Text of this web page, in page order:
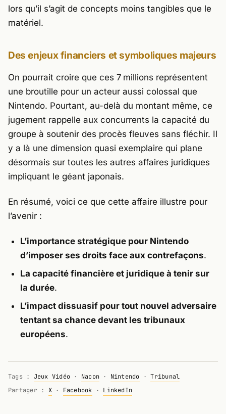
lors qu’il s’agit de concepts moins tangibles que le
matériel.
Des enjeux financiers et symboliques majeurs
On pourrait croire que ces 7 millions représentent
une broutille pour un acteur aussi colossal que
Nintendo. Pourtant, au-delà du montant même, ce
jugement rappelle aux concurrents la capacité du
groupe à soutenir des procès fleuves sans fléchir. Il
y a là une dimension quasi exemplaire qui plane
désormais sur toutes les autres affaires juridiques
impliquant le géant japonais.
En résumé, voici ce que cette affaire illustre pour
l’avenir :
L’importance stratégique pour Nintendo
d’imposer ses droits face aux contrefaçons.
La capacité financière et juridique à tenir sur
la durée.
L’impact dissuasif pour tout nouvel adversaire
tentant sa chance devant les tribunaux
européens.
Tags : Jeux Vidéo · Nacon · Nintendo ·Tribunal
Partager : X· Facebook · LinkedIn